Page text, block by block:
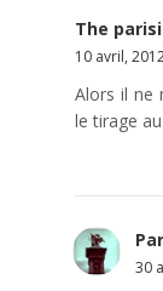
The
10 avril,
Alors il ne
le tirage
30